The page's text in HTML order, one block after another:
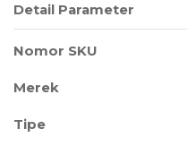
Detail Parameter
Nomor SKU
Merek
Tipe